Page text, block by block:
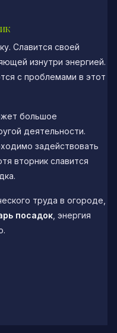
Славится своей
изнутри энергией.
с проблемами в этот
большое
деятельности.
задействовать
вторник славится
труда в огороде,
посадок , энергия